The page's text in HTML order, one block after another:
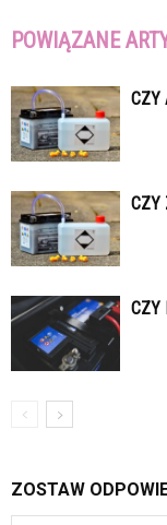
POWIĄZANE
CZY
CZY
CZY
ZOSTAW